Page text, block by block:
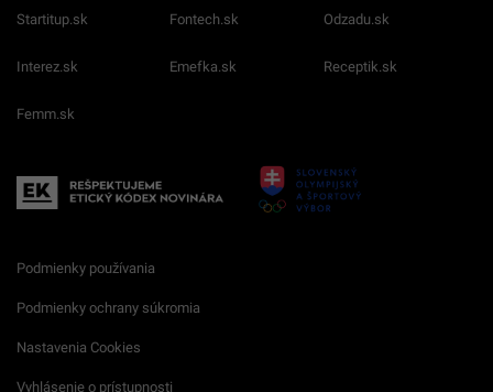
Startitup.sk Fontech.sk Odzadu.sk
Interez.sk Emefka.sk Receptik.sk
Femm.sk
Podmienky používania
Podmienky ochrany súkromia
Nastavenia Cookies
Vyhlásenie o prístupnosti